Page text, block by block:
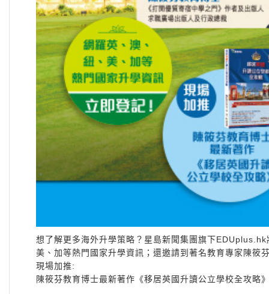
想了解更多海外升學策略？星島新聞集團旗下
美、加等熱門國家升學資訊；還邀請到著名教育專家陳
現場加推:
陳筱芬教育博士最新著作《移居英國升讀公立學校全攻略